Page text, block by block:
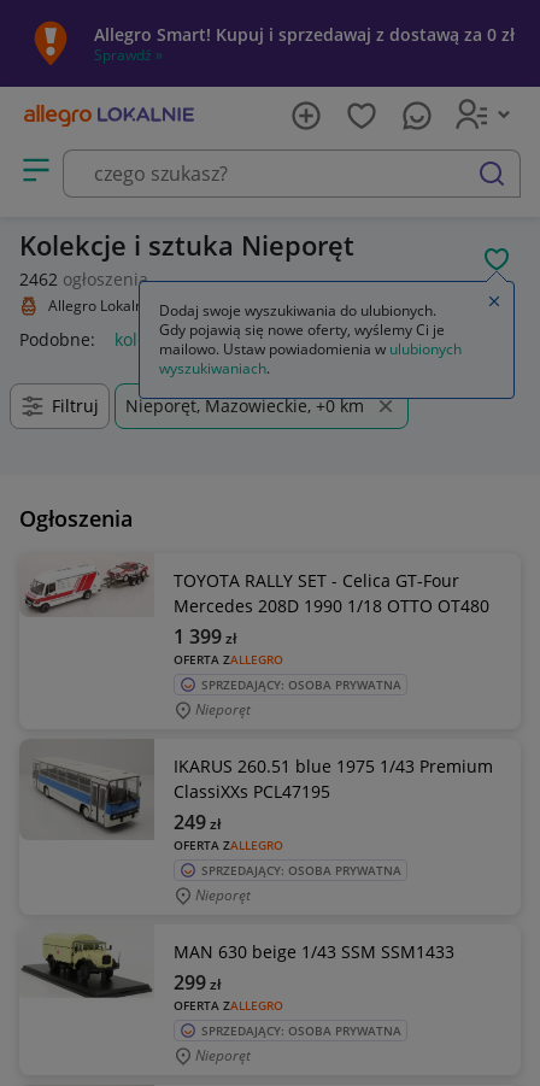
Allegro Smart! Kupuj i sprzedawaj z dostawą za 0 zł
Sprawdź »
Otwórz menu z kategoriami
szukaj
Kolekcje i sztuka Nieporęt
2462 ogłoszenia
Allegro Lokalnie Kolekcje i sztuka
Podobne: kolekcje i sztuka
Filtruj Nieporęt, Mazowieckie, +0 km
Ogłoszenia
TOYOTA RALLY SET - Celica GT-Four
Mercedes 208D 1990 1/18 OTTO OT480
OFERTA ZALLEGRO
1 399zł
SPRZEDAJĄCY: OSOBA PRYWATNA
Nieporęt
IKARUS 260.51 blue 1975 1/43 Premium
ClassiXXs PCL47195
OFERTA ZALLEGRO
249zł
SPRZEDAJĄCY: OSOBA PRYWATNA
Nieporęt
MAN 630 beige 1/43 SSM SSM1433
OFERTA ZALLEGRO
299zł
SPRZEDAJĄCY: OSOBA PRYWATNA
Nieporęt
Dodaj swoje wyszukiwania do ulubionych.
Gdy pojawią się nowe oferty, wyślemy Ci je
mailowo. Ustaw powiadomienia w ulubionych
wyszukiwaniach.